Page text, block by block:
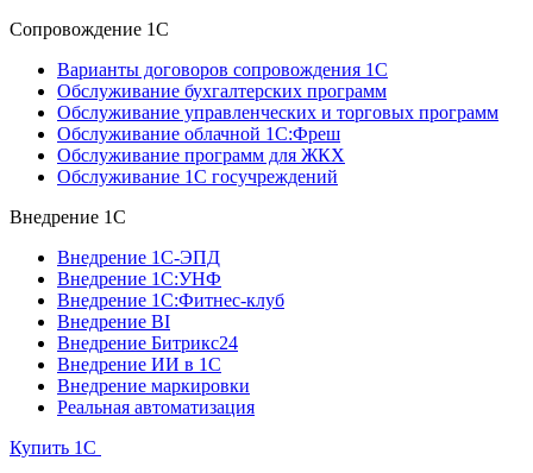
Сопровождение 1С
Варианты договоров сопровождения 1С
Обслуживание бухгалтерских программ
Обслуживание управленческих и торговых программ
Обслуживание облачной 1С:Фреш
Обслуживание программ для ЖКХ
Обслуживание 1С госучреждений
Внедрение 1С
Внедрение 1С-ЭПД
Внедрение 1С:УНФ
Внедрение 1С:Фитнес-клуб
Внедрение BI
Внедрение Битрикс24
Внедрение ИИ в 1С
Внедрение маркировки
Реальная автоматизация
Купить 1С